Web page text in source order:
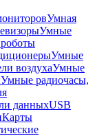
Умная
Умные
Умные
воздухаУмные
Умные радиочасы,
данныхUSB
Карты